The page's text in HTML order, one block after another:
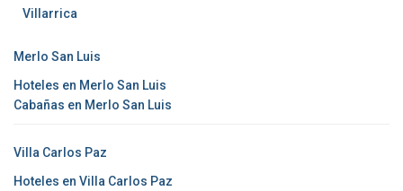
Villarrica
Merlo San Luis
Hoteles en Merlo San Luis
Cabañas en Merlo San Luis
Villa Carlos Paz
Hoteles en Villa Carlos Paz